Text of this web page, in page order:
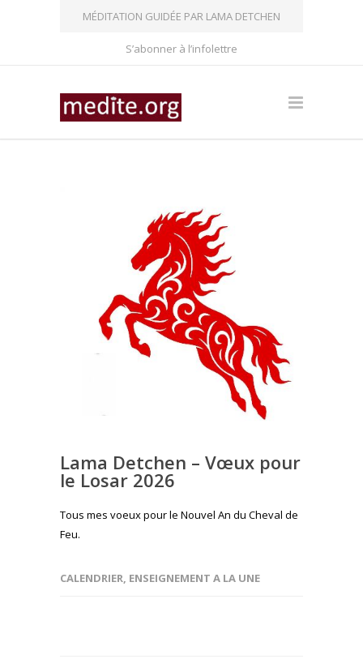
MÉDITATION GUIDÉE PAR LAMA DETCHEN
S’abonner à l’infolettre
Lama Detchen – Vœux pour
le Losar 2026
Tous mes voeux pour le Nouvel An du Cheval de
Feu.
CALENDRIER, ENSEIGNEMENT A LA UNE